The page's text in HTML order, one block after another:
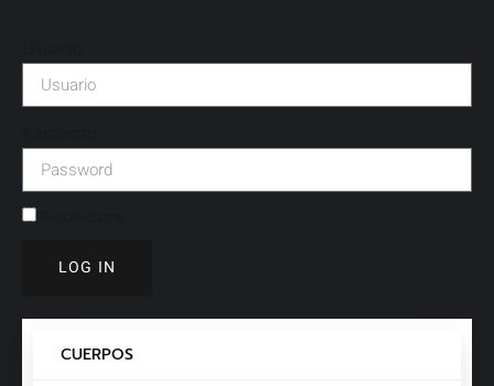
LOG IN
CUERPOS